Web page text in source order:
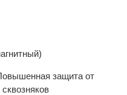
защита от